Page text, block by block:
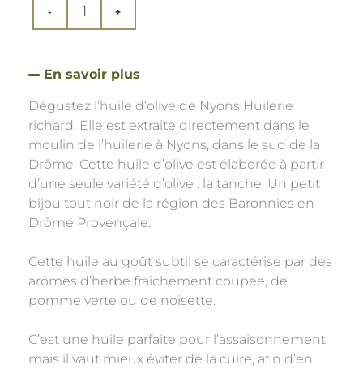
En savoir plus
Dégustez l’huile d’olive de Nyons Huilerie
richard. Elle est extraite directement dans le
moulin de l’huilerie à Nyons, dans le sud de la
Drôme. Cette huile d’olive est élaborée à partir
d’une seule variété d’olive : la tanche. Un petit
bijou tout noir de la région des Baronnies en
Drôme Provençale.
Cette huile au goût subtil se caractérise par des
arômes d’herbe fraîchement coupée, de
pomme verte ou de noisette.
C’est une huile parfaite pour l’assaisonnement
mais il vaut mieux éviter de la cuire, afin d’en